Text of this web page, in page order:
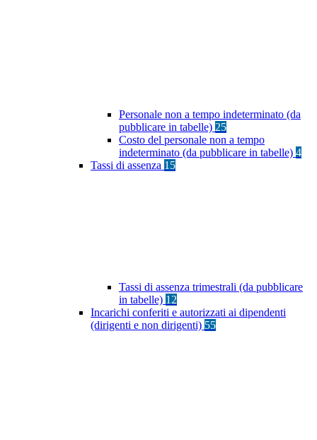
Personale non a tempo indeterminato (da
pubblicare in tabelle) 25
Costo del personale non a tempo
indeterminato (da pubblicare in tabelle) 4
Tassi di assenza 15
Tassi di assenza trimestrali (da pubblicare
in tabelle) 12
Incarichi conferiti e autorizzati ai dipendenti
(dirigenti e non dirigenti) 55